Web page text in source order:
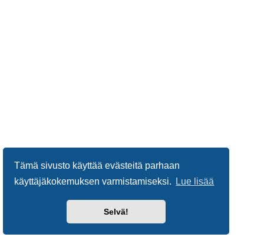
Tämä sivusto käyttää evästeitä parhaan
käyttäjäkokemuksen varmistamiseksi.
Lue lisää
Selvä!